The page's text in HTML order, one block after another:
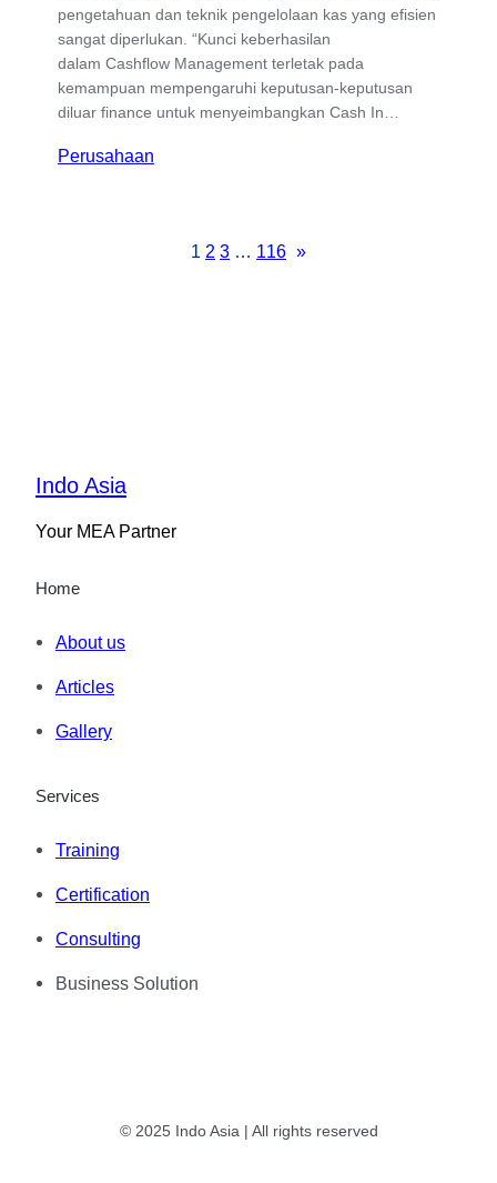
pengetahuan dan teknik pengelolaan kas yang efisien
sangat diperlukan. “Kunci keberhasilan
dalam Cashflow Management terletak pada
kemampuan mempengaruhi keputusan-keputusan
diluar finance untuk menyeimbangkan Cash In…
Perusahaan
1 2 3 … 116 »
Indo Asia
Your MEA Partner
Home
About us
Articles
Gallery
Services
Training
Certification
Consulting
Business Solution
© 2025 Indo Asia | All rights reserved